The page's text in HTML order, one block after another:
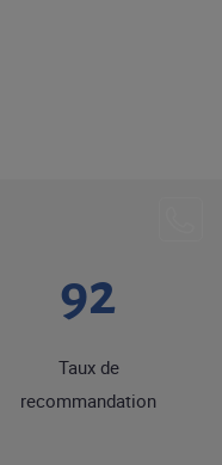
92
Taux de
recommandation